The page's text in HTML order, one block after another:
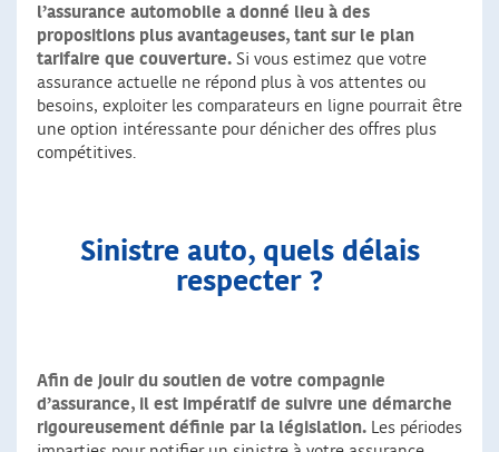
l’assurance automobile a donné lieu à des
propositions plus avantageuses, tant sur le plan
tarifaire que couverture. Si vous estimez que votre
assurance actuelle ne répond plus à vos attentes ou
besoins, exploiter les comparateurs en ligne pourrait être
une option intéressante pour dénicher des offres plus
compétitives.
Sinistre auto, quels délais
respecter ?
Afin de jouir du soutien de votre compagnie
d’assurance, il est impératif de suivre une démarche
rigoureusement définie par la législation. Les périodes